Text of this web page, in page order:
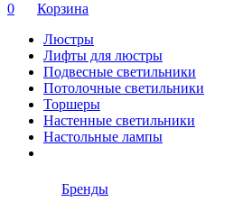
0
Корзина
Люстры
Лифты для люстры
Подвесные светильники
Потолочные светильники
Торшеры
Настенные светильники
Настольные лампы
Бренды